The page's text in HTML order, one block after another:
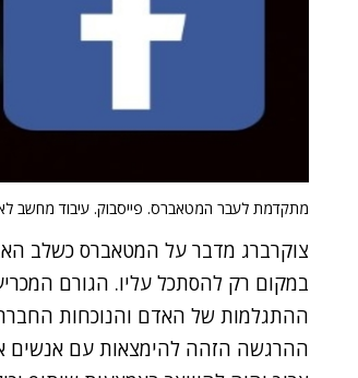
מתקדמת לעבר המטאברס. פייסבוק. עיבוד מחשב
צוקרברג מדבר על המטאברס כשלב
במקום רק להסתכל עליו. הגורם
ההתגלמות של האדם והנוכחות
ההרגשה הזהה להימצאות עם אנשים